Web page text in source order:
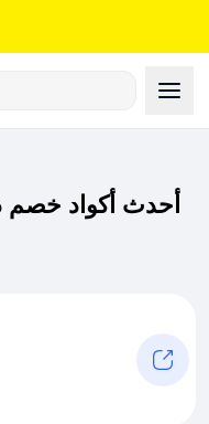
أحدث أكواد خصم